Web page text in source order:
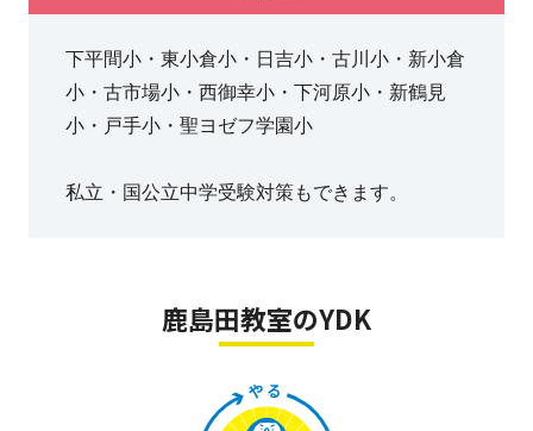
下平間小・東小倉小・日吉小・古川小・新小倉
小・古市場小・西御幸小・下河原小・新鶴見
小・戸手小・聖ヨゼフ学園小
私立・国公立中学受験対策もできます。
鹿島田教室のYDK